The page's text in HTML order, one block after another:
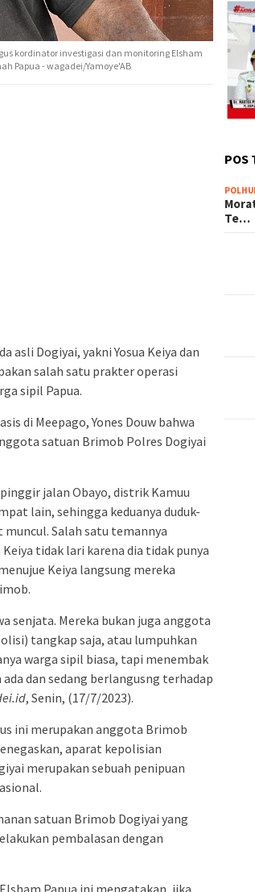
kordinator investigasi dan monitoring Elsham
Papua - wagadei/Yamoye'AB
asli Dogiyai, yakni Yosua Keiya dan
salah satu prakter operasi
sipil Papua.
di Meepago, Yones Douw bahwa
satuan Brimob Polres Dogiyai
jalan Obayo, distrik Kamuu
lain, sehingga keduanya duduk-
Salah satu temannya
tidak lari karena dia tidak punya
Keiya langsung mereka
senjata. Mereka bukan juga anggota
tangkap saja, atau lumpuhkan
warga sipil biasa, tapi menembak
dan sedang berlangusng terhadap
, Senin, (17/7/2023).
ini merupakan anggota Brimob
aparat kepolisian
merupakan sebuah penipuan
satuan Brimob Dogiyai yang
pembalasan dengan
Papua ini mengatakan, jika
POS
Te…